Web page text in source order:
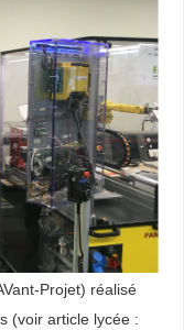
Projet) réalisé
(voir article lycée :